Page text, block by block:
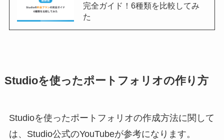
完全ガイド！6種類を比較してみ
た
Studioを使ったポートフォリオの作り方
Studioを使ったポートフォリオの作成方法に関して
は、Studio公式のYouTubeが参考になります。